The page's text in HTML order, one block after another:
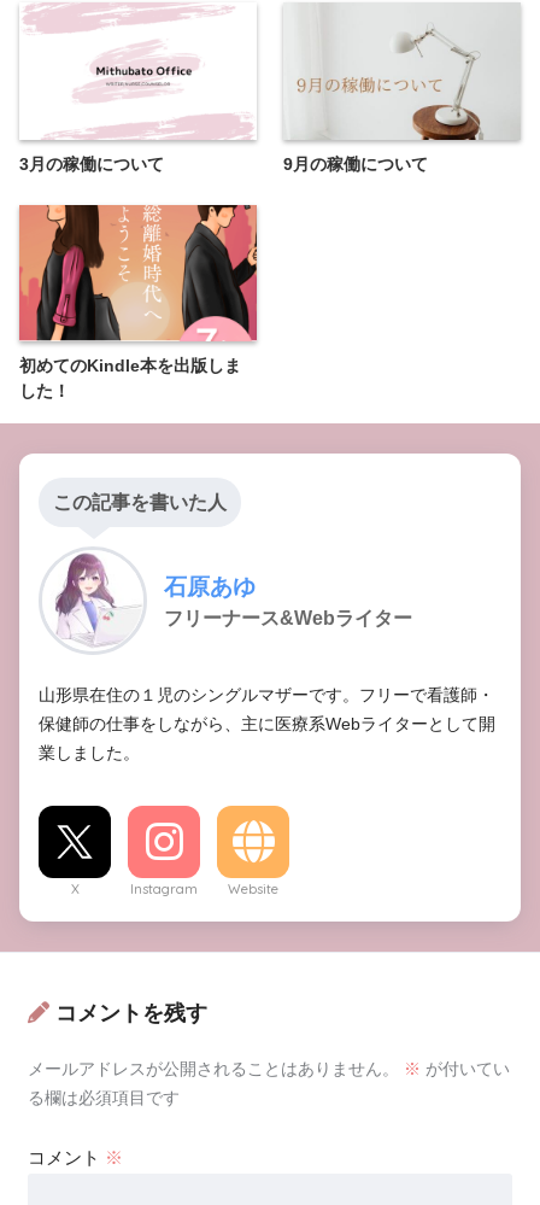
3月の稼働について 9月の稼働について
初めてのKindle本を出版しま
した！
この記事を書いた人
石原あゆ
フリーナース&Webライター
山形県在住の１児のシングルマザーです。フリーで看護師・
保健師の仕事をしながら、主に医療系Webライターとして開
業しました。
X Instagram Website
コメントを残す
メールアドレスが公開されることはありません。 ※ が付いてい
る欄は必須項目です
コメント ※